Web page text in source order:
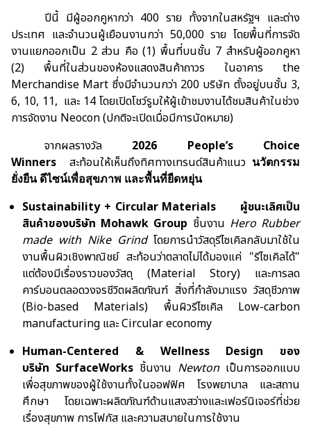
ปีนี้ มีผู้ออกคูหากว่า 400 ราย ทั้งจากในสหรัฐฯ และต่าง
ประเทศ และจำนวนผู้เยือนงานกว่า 50,000ราย โดยพื้นที่การจัด
งานแยกออกเป็น 2 ส่วน คือ (1) พื้นที่บนชั้น 7 สำหรับผู้ออกคูหา
(2) พื้นที่ในส่วนของห้องแสดงสินค้าถาวร ในอาคาร the
Merchandise Mart ซึ่งมีจำนวนกว่า 200 บริษัท ตั้งอยู่บนชั้น 3,
6, 10, 11, และ 14 โดยเปิดโชว์รูมให้ผู้เข้าชมงานได้ชมสินค้าในช่วง
การจัดงาน Neocon(ปกติจะเปิดเมื่อมีการนัดหมาย)
จากผลรางวัล 2026 People’s Choice
Winners
สะท้อนให้เห็นถึงทิศทางเทรนด์สินค้าแนว นวัตกรรม
ยั่งยืน ดีไซน์เพื่อสุขภาพ และพื้นที่ยืดหยุ่น
Sustainability + Circular Materials ผู้ชนะเลิศเป็น
สินค้าของบริษัท Mohawk Group ชิ้นงาน Hero Rubber
made with Nike Grind โดยการนำวัสดุรีไซเคิลกลับมาใช้ใน
งานพื้นผิวเชิงพาณิชย์ สะท้อนว่าตลาดไม่ได้มองแค่ "รีไซเคิลได้"
แต่ต้องมีเรื่องราวของวัสดุ (Material Story) และการลด
คาร์บอนตลอดวงจรชีวิตผลิตภัณฑ์ สิ่งที่กำลังมาแรง วัสดุชีวภาพ
(Bio-based Materials) พื้นผิวรีไซเคิล Low-carbon
manufacturing และCircular economy
Human-Centered & Wellness Design ของ
บริษัท SurfaceWorks ชิ้นงาน Newton เป็นการออกแบบ
เพื่อสุขภาพของผู้ใช้งานทั้งในออฟฟิศ โรงพยาบาล และสถาน
ศึกษา โดยเฉพาะผลิตภัณฑ์ด้านแสงสว่างและเฟอร์นิเจอร์ที่ช่วย
เรื่องสุขภาพ การโฟกัส และความสบายในการใช้งาน